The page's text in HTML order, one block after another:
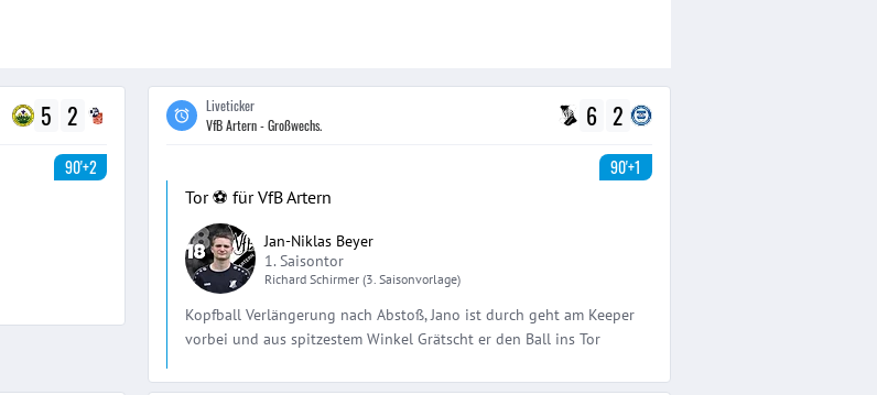
5 2
90'+2
Liveticker
VfB Artern - Großwechs.
6 2
90'+1
Tor ⚽️ für VfB Artern
Jan-Niklas Beyer
1. Saisontor
Richard Schirmer (3. Saisonvorlage)
Kopfball Verlängerung nach Abstoß, Jano ist durch geht am Keeper
vorbei und aus spitzestem Winkel Grätscht er den Ball ins Tor